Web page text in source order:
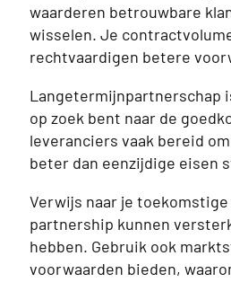
waarderen betrouwbare
wisselen. Je
rechtvaardigen betere
Langetermijnpartnerschap
op zoek bent naar de
leveranciers vaak bereid
beter dan eenzijdige eisen
Verwijs naar je
partnership kunnen
hebben. Gebruik ook
voorwaarden bieden,